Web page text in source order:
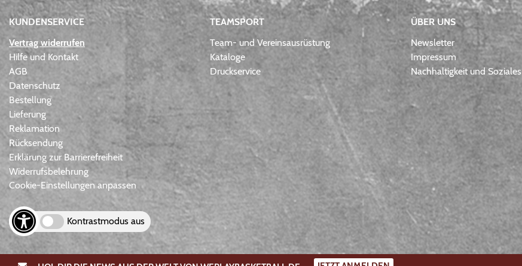
KUNDENSERVICE
Vertrag widerrufen
Hilfe und Kontakt
AGB
Datenschutz
Bestellung
Lieferung
Reklamation
Rücksendung
Erklärung zur Barrierefreiheit
Widerrufsbelehrung
Cookie-Einstellungen anpassen
Kontrastmodus aus
TEAMSPORT
Team- und Vereinsausrüstung
Kataloge
Druckservice
ÜBER UNS
Newsletter
Impressum
Nachhaltigkeit und Soziales